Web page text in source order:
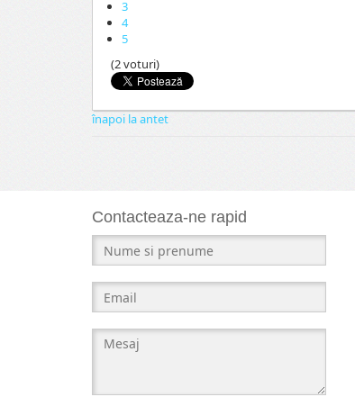
3
4
5
(2 voturi)
înapoi la antet
Contacteaza-ne rapid